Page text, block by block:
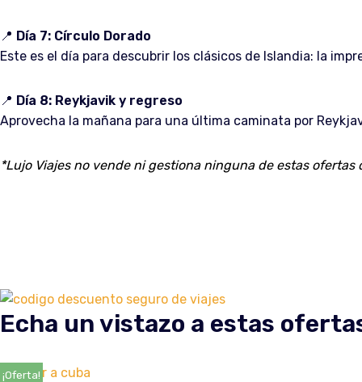
📍 Día 7: Círculo Dorado
Este es el día para descubrir los clásicos de Islandia: la
📍 Día 8: Reykjavik y regreso
Aprovecha la mañana para una última caminata por
*Lujo Viajes no vende ni gestiona ninguna de estas
Echa un vistazo a estas
¡Oferta!